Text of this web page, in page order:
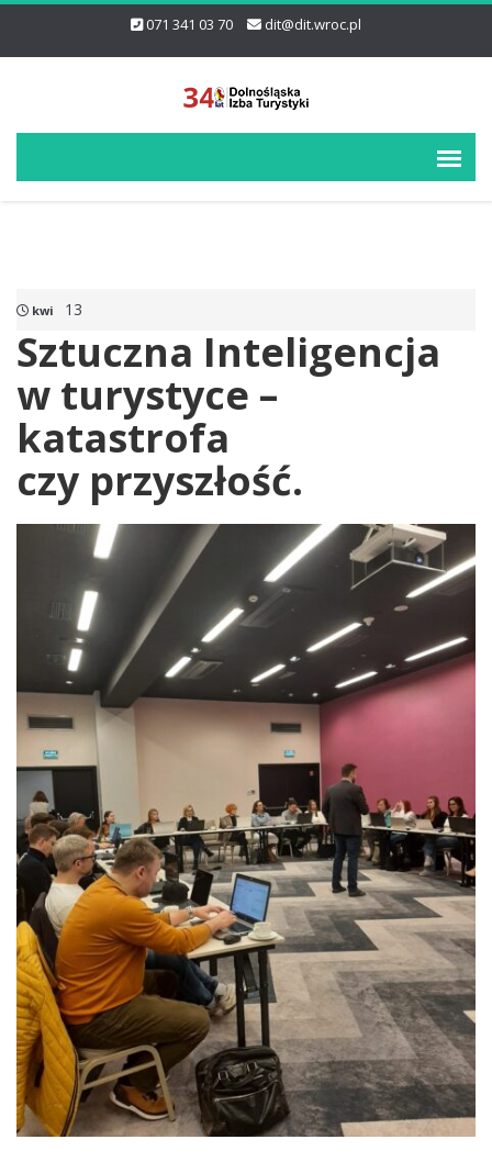
071 341 03 70 dit@dit.wroc.pl
kwi 13
Sztuczna Inteligencja
w turystyce –
katastrofa
czy przyszłość.